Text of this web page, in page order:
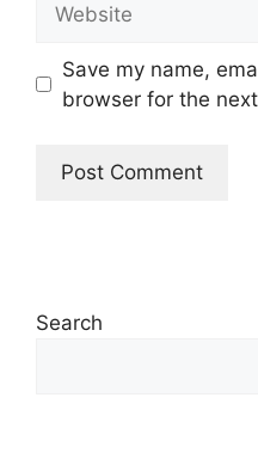
Save my name,
browser for the
Search